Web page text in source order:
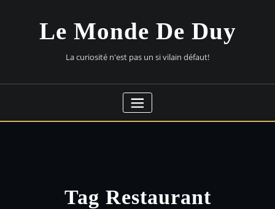
Le Monde De Duy
La curiosité n'est pas un si vilain défaut!
Tag Restaurant